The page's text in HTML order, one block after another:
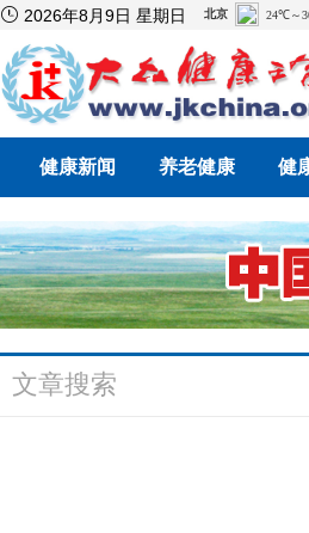
 2026年8月9日 星期日
健康新闻 养老健康 健
文章搜索